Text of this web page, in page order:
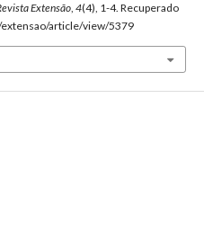
Extensão, 4(4), 1-4. Recuperado
article/view/5379